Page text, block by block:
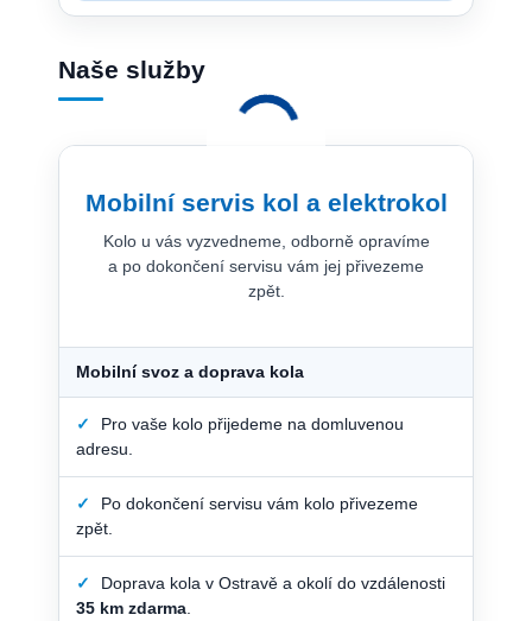
Naše služby
Mobilní servis kol a elektrokol
Kolo u vás vyzvedneme, odborně opravíme
a po dokončení servisu vám jej přivezeme
zpět.
Mobilní svoz a doprava kola
✓
Pro vaše kolo přijedeme na domluvenou
adresu.
✓
Po dokončení servisu vám kolo přivezeme
zpět.
✓
Doprava kola v Ostravě a okolí do vzdálenosti
35 km zdarma